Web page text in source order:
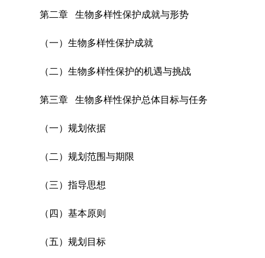
第二章 生物多样性保护成就与形势
（一）生物多样性保护成就
（二）生物多样性保护的机遇与挑战
第三章 生物多样性保护总体目标与任务
（一）规划依据
（二）规划范围与期限
（三）指导思想
（四）基本原则
（五）规划目标